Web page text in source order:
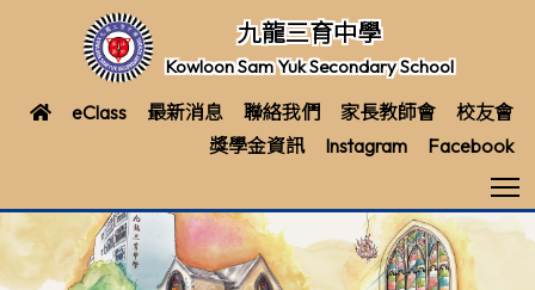
九龍三育中學
Kowloon Sam Yuk Secondary School
eClass 最新消息 聯絡我們 家長教師會
校友會
獎學金資訊
Instagram Facebook